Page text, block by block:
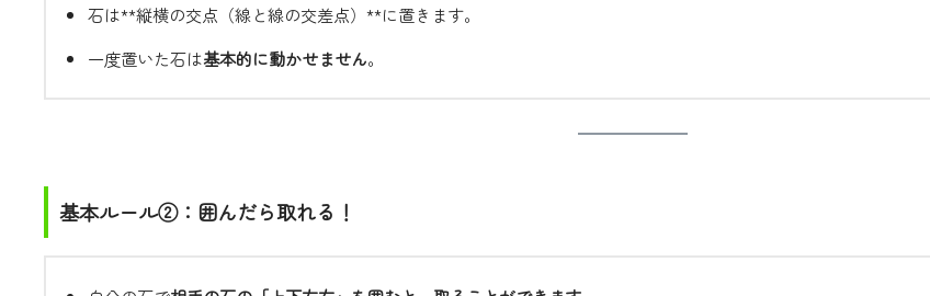
石は**縦横の交点（線と線の交差点）**に置きます。
一度置いた石は基本的に動かせません。
基本ルール②：囲んだら取れる！